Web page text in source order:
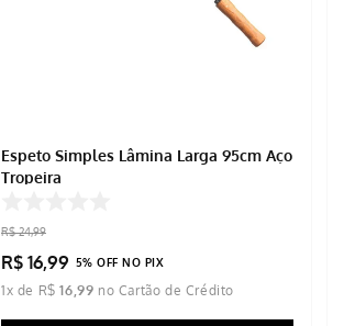
Espeto Simples Lâmina Larga 95cm Aço
Tropeira
R$ 24,99
R$ 16,99 5% OFF NO PIX
1x de R$ 16,99